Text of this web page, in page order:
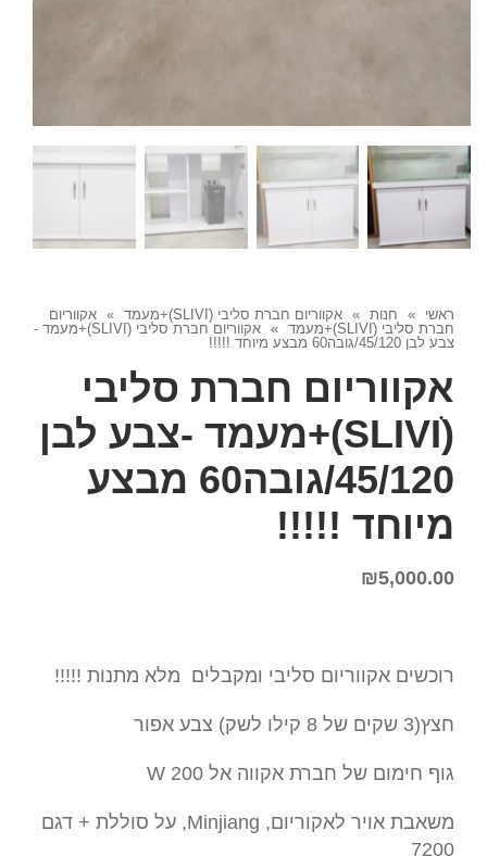
ראשי » חנות » אקווריום חברת סליבי (SLIVIׂׂ)+מעמד » אקווריום
חברת סליבי (SLIVIׂׂ)+מעמד
»
אקווריום חברת סליבי (SLIVIׂׂ)+מעמד -
צבע לבן 45/120/גובה60 מבצע מיוחד !!!!!
אקווריום חברת סליבי
(SLIVIׂׂ)+מעמד -צבע לבן
45/120/גובה60 מבצע
מיוחד !!!!!
₪5,000.00
רוכשים אקווריום סליבי ומקבלים מלא מתנות !!!!!
חצץ(3 שקים של 8 קילו לשק) צבע אפור
גוף חימום של חברת אקווה אל 200 W
משאבת אויר לאקוריום, Minjiang, על סוללת + דגם
7200